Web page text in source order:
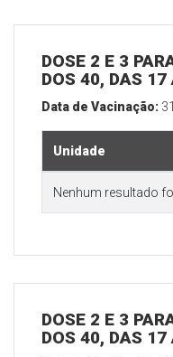
DOSE 2 E 3
DOS 40, DAS 17
Data de Vacinação:
Unidade
Nenhum resultado
DOSE 2 E 3
DOS 40, DAS 17